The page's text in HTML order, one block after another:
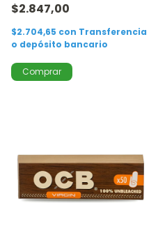
$2.847,00
$2.704,65 con Transferencia
o depósito bancario